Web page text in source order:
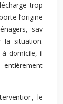
trop
l’origine
sav
la situation.
à domicile, il
le